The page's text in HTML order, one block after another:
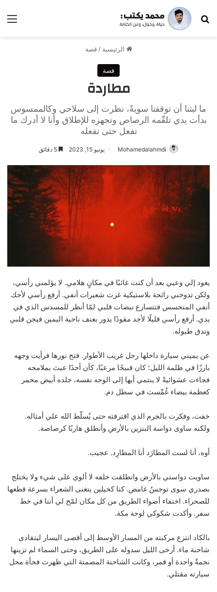
بحث عن
الرئيسية / قصة
قصة
مطاردة
ما لبثنا أن توقفنا سويةً، نظرت إلى سلاحي وكالممسوس
بدأت يدي تلقّمه الرصاص وتجهزه للإطلاق وأنا لا أدرك ما
تفعل حتى تفعله
Mohamedalahmdi يونيو 15, 2023 5 دقائق
يعود إلي وعيي بعد أن كنت غائبًا في مكانٍ هلامي. لا يؤلمني رأسي،
ولكن تدوخني رائحة بلاستيكية غزت شعيرات أنفي. أرفع رأسي لأحك
أنفي المتحسس فتتسارع نبضات قلبي لمّا أنظر للمسدس الذي في
يدي. أرفع رأسي قليلًا لأجد مقودًا يدور بعنف ناحية اليمين فيجن قلبي
وتدق طبوله.
عن يميني سيارة داخلها رجل غريب الأطوار. فتح نورها فرأيت وجهه
بارزًا في ظلمة الليل؛ كان قبيحًا مرعبًا، كأن أحدًا عبث بملامحه
فجاءت عشوائيةً لا ينتمي أيها إلى الوجه نفسه، جلده أبيض محمر
كعظمة بيضاء غُمِّست في سطل دم.
خفت، وفكرت بالجرم الذي اقترفته حتى يُسلّط الله علي أمثاله.
ولكنه ساوى دواسة البنزين بالأرض وأنطلق هاربًا كرصاصة.
أوه، أنا لست المطارَد أنا المطارِد. عجيب.
ساويت دواستي بالأرض وانطلقت خلفه لا ألوي على شيء ولا يختلج
بصدري سوى توجسٌ غامض. كنا كخيلين يتغنى الشعراء بسرعة قطعها
للصحراء. اختفاء أضواء الطريق من كل مكان لمّح لي أننا في خط
سفر. وأكدت شكوكي لوحة مكة.
بالكاد انتزع مركبته من المسار الأوسط إلى أقصى اليسار ليتفادى
شاحنة ماء. أرخى الليل سدوله على الطريق، وحتى السماء لم تزينها
نجمةٌ واحدة أو قمر، وكانت الشاحنة المصمتة التي ظهرت فجأة محل
سيارته مقتلي.